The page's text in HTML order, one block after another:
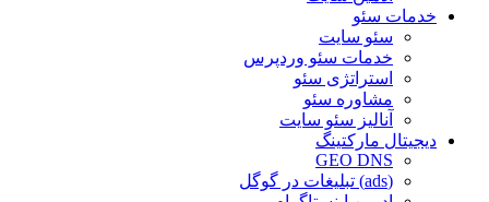
خدمات سئو
سئو سایت
خدمات سئو وردپرس
استراتژی سئو
مشاوره سئو
آنالیز سئو سایت
دیجیتال مارکتینگ
GEO DNS
(ads) تبلیغات در گوگل